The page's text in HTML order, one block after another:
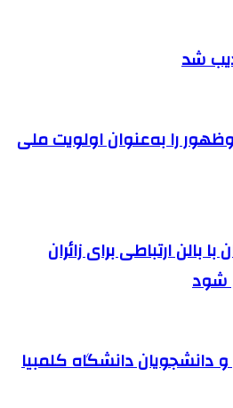
را به‌عنوان اولویت ملی
بالن ارتباطی برای زائران
شود
و دانشجویان دانشگاه کلمبیا